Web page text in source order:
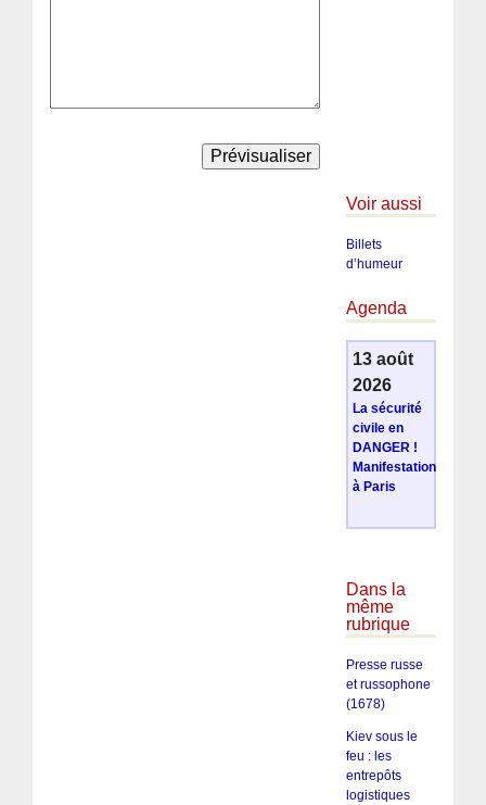
Voir aussi
Billets
d’humeur
Agenda
13 août
2026
La sécurité
civile en
DANGER !
Manifestation
à Paris
Dans la
même
rubrique
Presse russe
et russophone
(1678)
Kiev sous le
feu : les
entrepôts
logistiques